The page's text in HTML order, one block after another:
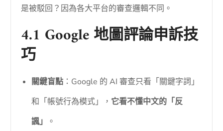
是被駁回？因為各大平台的審查邏輯不同。
4.1 Google 地圖評論申訴技
巧
關鍵盲點 ：Google 的 AI 審查只看「關鍵字詞」
和「帳號行為模式」， 它看不懂中文的「反
諷」
。